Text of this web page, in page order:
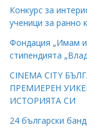
Конкурс за
ученици за ранно
Фондация „Имам
стипендията
CINEMA CITY
ПРЕМИЕРЕН
ИСТОРИЯТА СИ
24 български